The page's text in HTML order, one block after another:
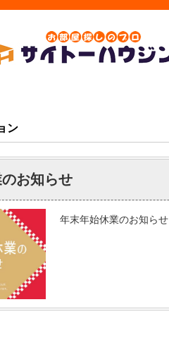
ン
お知らせ
年末年始休業のお知らせ